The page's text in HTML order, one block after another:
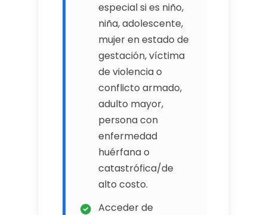
especial si es niño,
niña, adolescente,
mujer en estado de
gestación, víctima
de violencia o
conflicto armado,
adulto mayor,
persona con
enfermedad
huérfana o
catastrófica/de
alto costo.
Acceder de